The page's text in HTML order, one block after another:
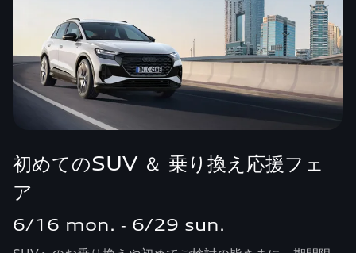
初めてのSUV ＆ 乗り換え応援フェ
ア
6/16 mon. ‐ 6/29 sun.